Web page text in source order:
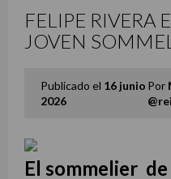
FELIPE RIVERA
JOVEN
Publicado el 16 junio
2026
Por
El sommelier